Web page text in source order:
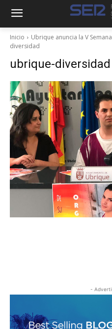
Inicio Ubrique anuncia la V
diversidad
ubrique-diversidad
-